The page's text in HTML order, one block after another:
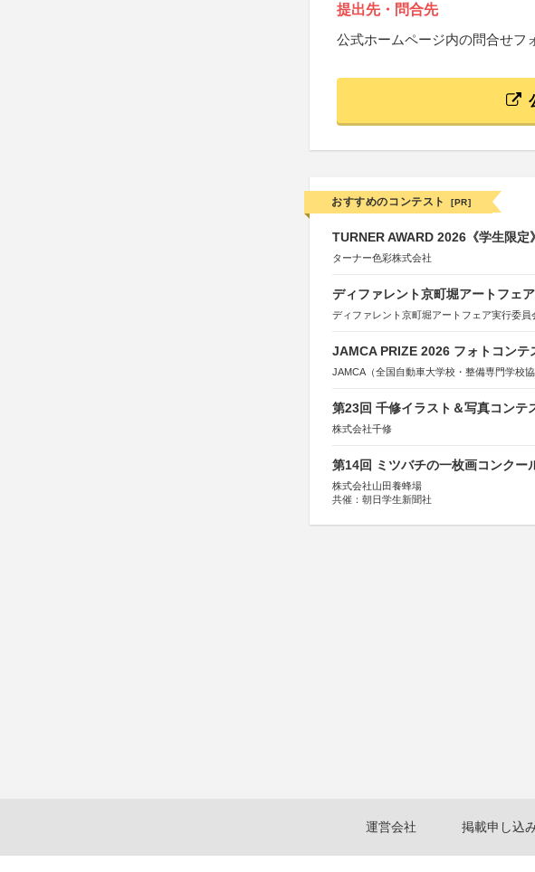
提出先・問合先
公式ホームページ内の問合せフ
おすすめのコンテスト [PR]
TURNER AWARD 2026《学生限定》
ターナー色彩株式会社
ディファレント京町堀アートフェ
ディファレント京町堀アートフェア実行委員
JAMCA PRIZE 2026 フォトコンテ
JAMCA（全国自動車大学校・整備専門学校協
第23回 千修イラスト＆写真コンテ
株式会社千修
第14回 ミツバチの一枚画コンクー
株式会社山田養蜂場
共催：朝日学生新聞社
運営会社 掲載申し込